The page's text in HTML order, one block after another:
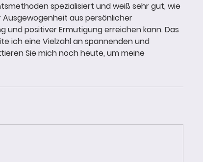
spezialisiert und weiß sehr gut, wie
aus persönlicher
und positiver Ermutigung erreichen kann. Das
ich eine Vielzahl an spannenden und
Sie mich noch heute, um meine